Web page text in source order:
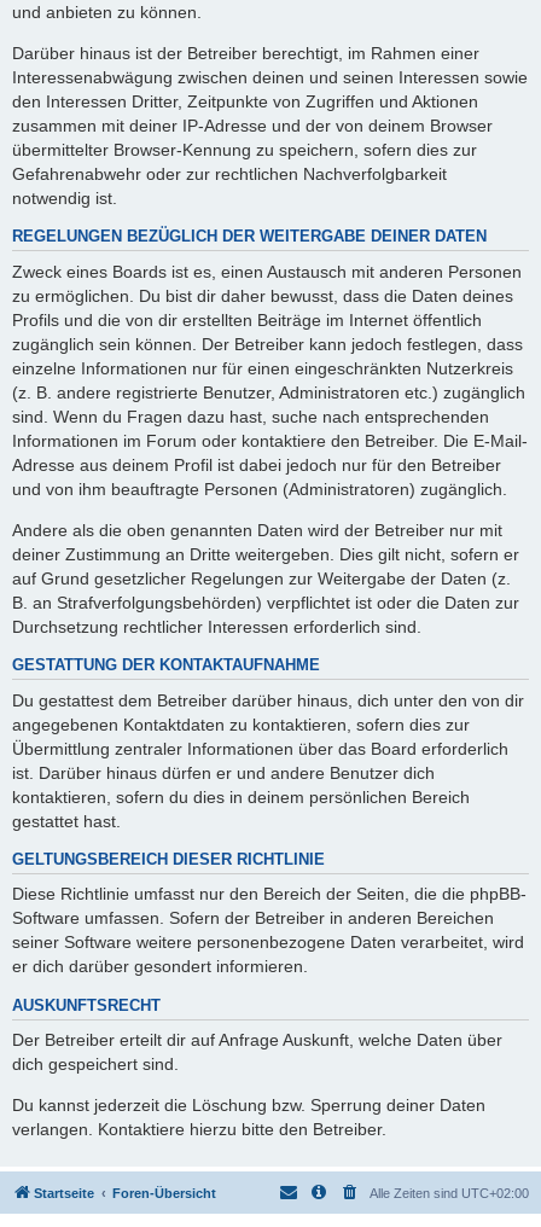
und anbieten zu können.
Darüber hinaus ist der Betreiber berechtigt, im Rahmen einer
Interessenabwägung zwischen deinen und seinen Interessen sowie
den Interessen Dritter, Zeitpunkte von Zugriffen und Aktionen
zusammen mit deiner IP-Adresse und der von deinem Browser
übermittelter Browser-Kennung zu speichern, sofern dies zur
Gefahrenabwehr oder zur rechtlichen Nachverfolgbarkeit
notwendig ist.
REGELUNGEN BEZÜGLICH DER WEITERGABE DEINER DATEN
Zweck eines Boards ist es, einen Austausch mit anderen Personen
zu ermöglichen. Du bist dir daher bewusst, dass die Daten deines
Profils und die von dir erstellten Beiträge im Internet öffentlich
zugänglich sein können. Der Betreiber kann jedoch festlegen, dass
einzelne Informationen nur für einen eingeschränkten Nutzerkreis
(z. B. andere registrierte Benutzer, Administratoren etc.) zugänglich
sind. Wenn du Fragen dazu hast, suche nach entsprechenden
Informationen im Forum oder kontaktiere den Betreiber. Die E-Mail-
Adresse aus deinem Profil ist dabei jedoch nur für den Betreiber
und von ihm beauftragte Personen (Administratoren) zugänglich.
Andere als die oben genannten Daten wird der Betreiber nur mit
deiner Zustimmung an Dritte weitergeben. Dies gilt nicht, sofern er
auf Grund gesetzlicher Regelungen zur Weitergabe der Daten (z.
B. an Strafverfolgungsbehörden) verpflichtet ist oder die Daten zur
Durchsetzung rechtlicher Interessen erforderlich sind.
GESTATTUNG DER KONTAKTAUFNAHME
Du gestattest dem Betreiber darüber hinaus, dich unter den von dir
angegebenen Kontaktdaten zu kontaktieren, sofern dies zur
Übermittlung zentraler Informationen über das Board erforderlich
ist. Darüber hinaus dürfen er und andere Benutzer dich
kontaktieren, sofern du dies in deinem persönlichen Bereich
gestattet hast.
GELTUNGSBEREICH DIESER RICHTLINIE
Diese Richtlinie umfasst nur den Bereich der Seiten, die die phpBB-
Software umfassen. Sofern der Betreiber in anderen Bereichen
seiner Software weitere personenbezogene Daten verarbeitet, wird
er dich darüber gesondert informieren.
AUSKUNFTSRECHT
Der Betreiber erteilt dir auf Anfrage Auskunft, welche Daten über
dich gespeichert sind.
Du kannst jederzeit die Löschung bzw. Sperrung deiner Daten
verlangen. Kontaktiere hierzu bitte den Betreiber.
Startseite Foren-Übersicht Alle Zeiten sind UTC+02:00